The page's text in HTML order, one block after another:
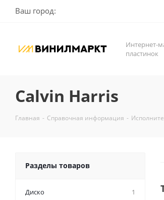
Ваш город:
Интернет-
пластинок
Calvin Harris
Главная - Справочная информация -
Разделы товаров
Диско
1